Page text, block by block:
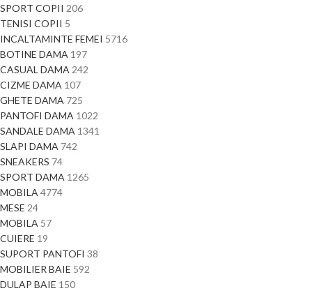
SPORT COPII 206
TENISI COPII 5
INCALTAMINTE FEMEI 5716
BOTINE DAMA 197
CASUAL DAMA 242
CIZME DAMA 107
GHETE DAMA 725
PANTOFI DAMA 1022
SANDALE DAMA 1341
SLAPI DAMA 742
SNEAKERS 74
SPORT DAMA 1265
MOBILA 4774
MESE 24
MOBILA 57
CUIERE 19
SUPORT PANTOFI 38
MOBILIER BAIE 592
DULAP BAIE 150